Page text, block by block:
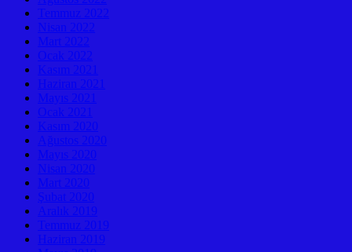
Temmuz 2022
Nisan 2022
Mart 2022
Ocak 2022
Kasım 2021
Haziran 2021
Mayıs 2021
Ocak 2021
Kasım 2020
Ağustos 2020
Mayıs 2020
Nisan 2020
Mart 2020
Şubat 2020
Aralık 2019
Temmuz 2019
Haziran 2019